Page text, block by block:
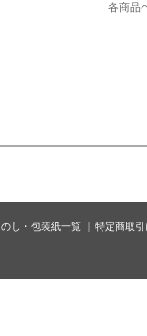
各商品
のし・包装紙一覧 特定商取